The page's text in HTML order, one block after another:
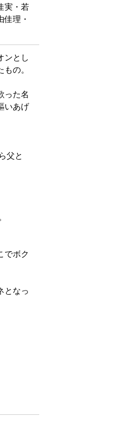
実・若
理・
ンとし
の。
った名
いあげ
父と
でボク
となっ